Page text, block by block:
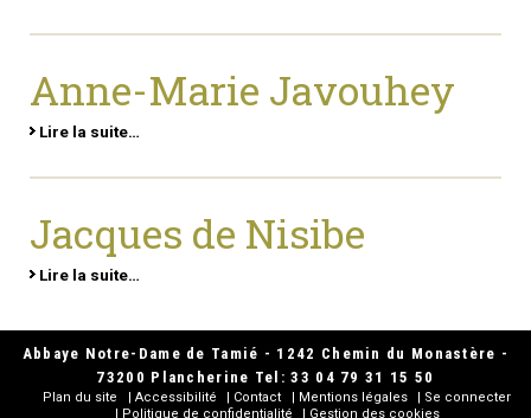
Anne-Marie Javouhey
Lire la suite…
Jacques de Nisibe
Lire la suite…
Abbaye Notre-Dame de Tamié - 1242 Chemin du Monastère -
73200 Plancherine Tel: 33 04 79 31 15 50
Plan du site Accessibilité Contact Mentions légales
Se connecter
Politique de confidentialité
Gestion des cookies